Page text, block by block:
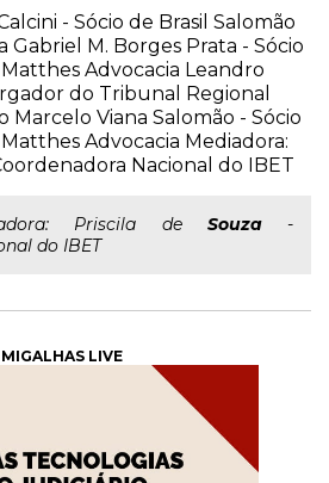
- Sócio de Brasil Salomão
Gabriel M. Borges Prata - Sócio
Advocacia Leandro
do Tribunal Regional
Marcelo Viana Salomão - Sócio
Advocacia Mediadora:
Nacional do IBET
Priscila de Souza-
do IBET
MIGALHAS LIVE